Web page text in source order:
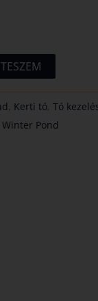
, Kerti tó,Tó
Winter Pond